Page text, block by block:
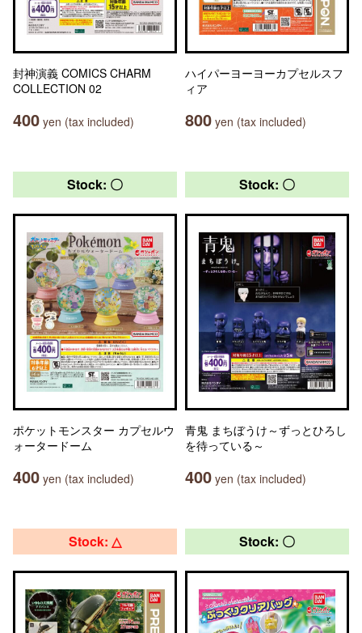
封神演義 COMICS CHARM
COLLECTION 02
400 yen (tax included)
ハイパーヨーヨーカプセルスフ
ィア
800 yen (tax included)
Stock: 〇
ポケットモンスター カプセルウ
ォータードーム
400 yen (tax included)
Stock: 〇
青鬼 まちぼうけ～ずっとひろし
を待っている～
400 yen (tax included)
Stock: △ Stock: 〇